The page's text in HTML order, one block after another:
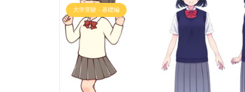
大学受験 - 基礎編